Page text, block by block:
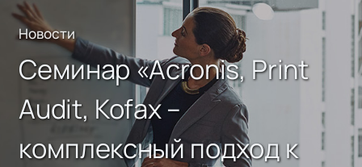
Новости
Семинар «Acronis, Print
Audit, Kofax –
комплексный подход к